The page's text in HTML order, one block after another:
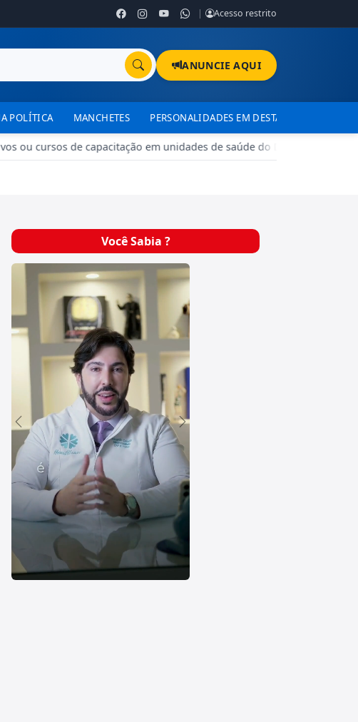
| Acesso restrito
ANUNCIE AQUI
POLÍTICA MANCHETES PERSONALIDADES EM DESTAQUE
cursos de capacitação em unidades de saúde do DF
Você Sabia ?